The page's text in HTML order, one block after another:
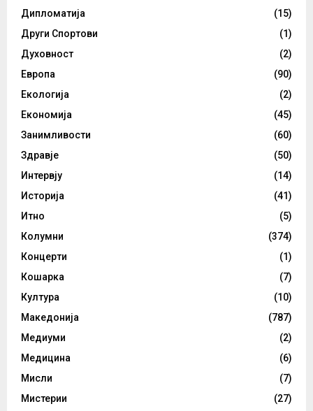
Дипломатија
(15)
Други Спортови
(1)
Духовност
(2)
Европа
(90)
Екологија
(2)
Економија
(45)
Занимливости
(60)
Здравје
(50)
Интервју
(14)
Историја
(41)
Итно
(5)
Колумни
(374)
Концерти
(1)
Кошарка
(7)
Култура
(10)
Македонија
(787)
Медиуми
(2)
Медицина
(6)
Мисли
(7)
Мистерии
(27)